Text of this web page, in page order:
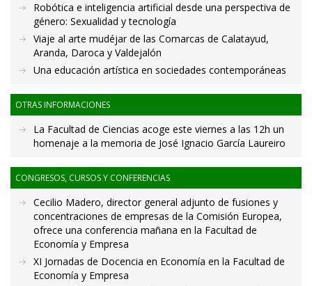
Robótica e inteligencia artificial desde una perspectiva de
género: Sexualidad y tecnología
Viaje al arte mudéjar de las Comarcas de Calatayud,
Aranda, Daroca y Valdejalón
Una educación artística en sociedades contemporáneas
OTRAS INFORMACIONES
La Facultad de Ciencias acoge este viernes a las 12h un
homenaje a la memoria de José Ignacio García Laureiro
CONGRESOS, CURSOS Y CONFERENCIAS
Cecilio Madero, director general adjunto de fusiones y
concentraciones de empresas de la Comisión Europea,
ofrece una conferencia mañana en la Facultad de
Economía y Empresa
XI Jornadas de Docencia en Economía en la Facultad de
Economía y Empresa